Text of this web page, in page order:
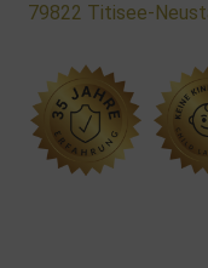
79822 Titisee-